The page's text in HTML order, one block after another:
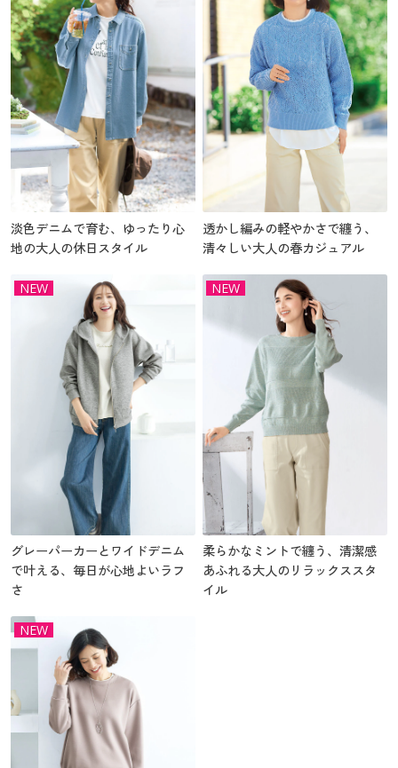
淡色デニムで育む、ゆったり心
地の大人の休日スタイル
透かし編みの軽やかさで纏う、
清々しい大人の春カジュアル
NEW
グレーパーカーとワイドデニム
で叶える、毎日が心地よいラフ
さ
NEW
柔らかなミントで纏う、清潔感
あふれる大人のリラックススタ
イル
NEW